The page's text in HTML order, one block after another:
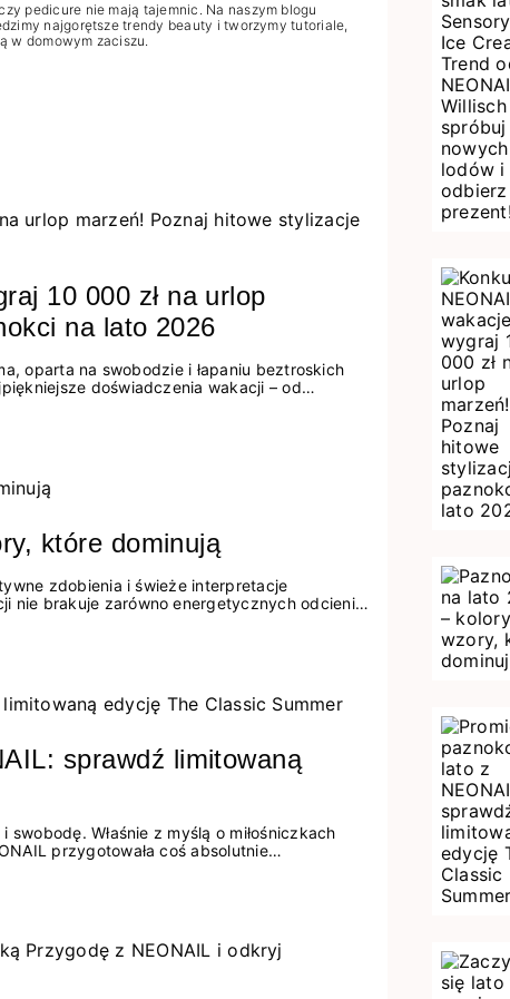
pedicure nie mają tajemnic. Na naszym blogu
najgorętsze trendy beauty i tworzymy tutoriale,
w domowym zaciszu.
10 000 zł na urlop
na lato 2026
oparta na swobodzie i łapaniu beztroskich
doświadczenia wakacji – od
Z tej okazji przygotowaliśmy coś
które dominują
zdobienia i świeże interpretacje
nie brakuje zarówno energetycznych odcieni
inspirację dla swojego manicure!
sprawdź limitowaną
Właśnie z myślą o miłośniczkach
przygotowała coś absolutnie
się, jakie wybrać paznokcie na lato,